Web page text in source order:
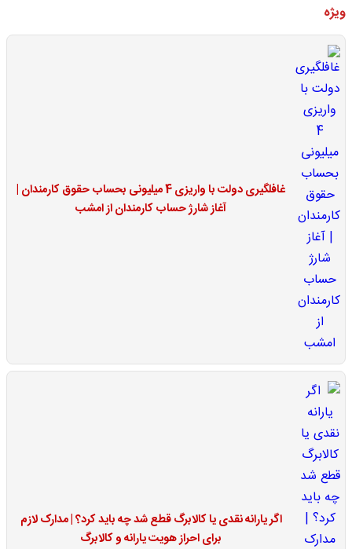
ویژه
غافلگیری دولت با واریزی 4 میلیونی بحساب حقوق کارمندان |
آغاز شارژ حساب کارمندان از امشب
اگر یارانه نقدی یا کالابرگ قطع شد چه باید کرد؟ | مدارک لازم
برای احراز هویت یارانه و کالابرگ